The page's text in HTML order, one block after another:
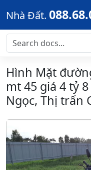
Skip to main content
Nhà Đất.
Hình Mặt
mt 45 giá 4 tỷ
Ngọc, Thị trấn